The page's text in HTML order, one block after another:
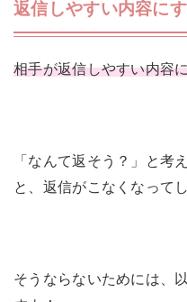
返信しやすい内容に
相手が返信しやすい内容
「なんて返そう？」と考
と、返信がこなくなって
そうならないためには、